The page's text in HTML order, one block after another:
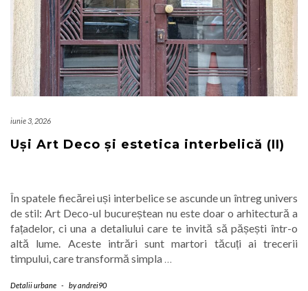
iunie 3, 2026
Uși Art Deco și estetica interbelică (II)
În spatele fiecărei uși interbelice se ascunde un întreg univers
de stil: Art Deco-ul bucureștean nu este doar o arhitectură a
fațadelor, ci una a detaliului care te invită să pășești într-o
altă lume. Aceste intrări sunt martori tăcuți ai trecerii
timpului, care transformă simpla …
Detalii urbane - byandrei90